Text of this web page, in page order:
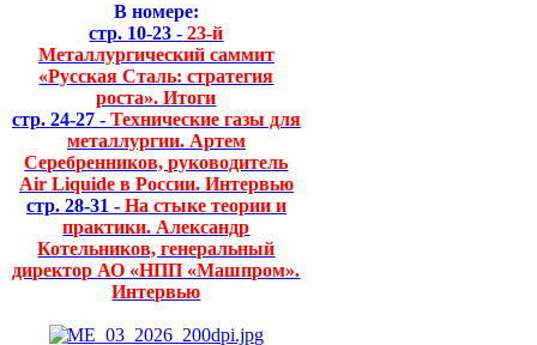
В номере:
стр. 10-23 - 23-й
Металлургический саммит
«Русская Сталь: стратегия
роста». Итоги
стр. 24-27 - Технические газы для
металлургии. Артем
Серебренников, руководитель
Air Liquide в России. Интервью
стр. 28-31 - На стыке теории и
практики. Александр
Котельников, генеральный
директор АО «НПП «Машпром».
Интервью